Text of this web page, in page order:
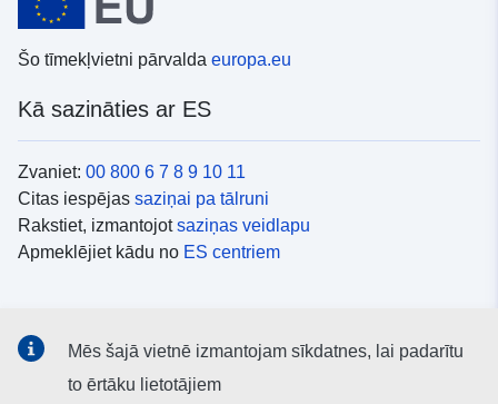
Šo tīmekļvietni pārvalda europa.eu
Kā sazināties ar ES
Zvaniet: 00 800 6 7 8 9 10 11
Citas iespējas saziņai pa tālruni
Rakstiet, izmantojotsaziņas veidlapu
Apmeklējiet kādu no ES centriem
ES kontisociālajos medijos
Mēs šajā vietnē izmantojam sīkdatnes, lai padarītu
to ērtāku lietotājiem